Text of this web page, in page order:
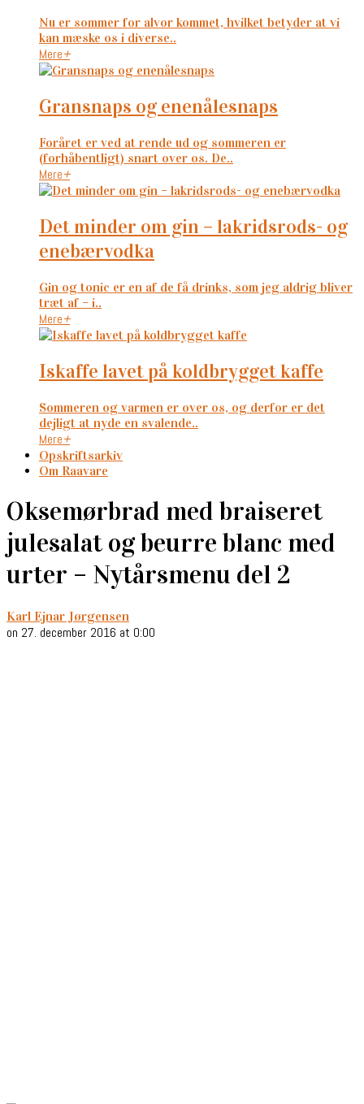
Nu er sommer for alvor kommet, hvilket betyder at vi
kan mæske os i diverse..
Mere+
gransnaps og enenålesnaps
Foråret er ved at rende ud og sommeren er
(forhåbentligt) snart over os. De..
Mere+
det minder om gin – lakridsrods- og
enebærvodka
Gin og tonic er en af de få drinks, som jeg aldrig bliver
træt af – i..
Mere+
iskaffe lavet på koldbrygget kaffe
Sommeren og varmen er over os, og derfor er det
dejligt at nyde en svalende..
Mere+
Opskriftsarkiv
Om Raavare
Oksemørbrad med braiseret
julesalat og beurre blanc med
urter – Nytårsmenu del 2
Karl Ejnar Jørgensen
on 27. december 2016 at 0:00